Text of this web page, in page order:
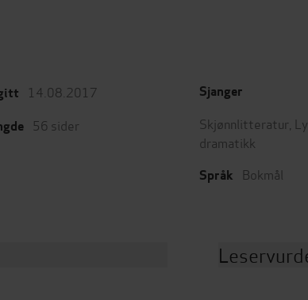
14.08.2017
56 sider
Sjanger
Skjønnlitteratur
dramatikk
Språk Bokmål